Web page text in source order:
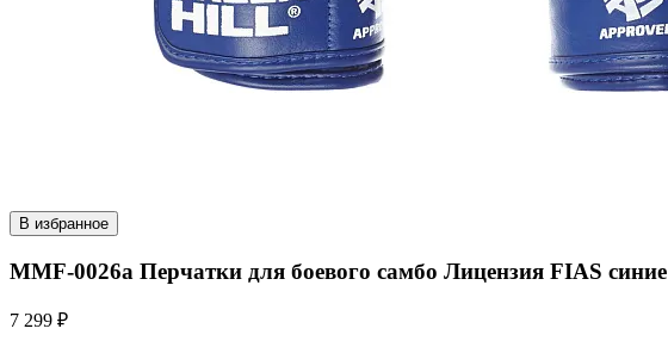
В избранное
MMF-0026a Перчатки для боевого самбо Лицензия FIAS синие
7 299 ₽